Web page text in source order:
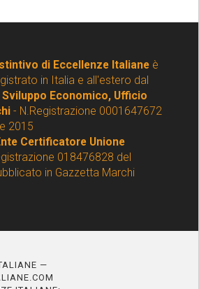
di Eccellenze Italianeè
in Italia e all'estero dal
Economico, Ufficio
- N.Registrazione 0001647672
2015
Certificatore Unione
018476828 del
in Gazzetta Marchi
—